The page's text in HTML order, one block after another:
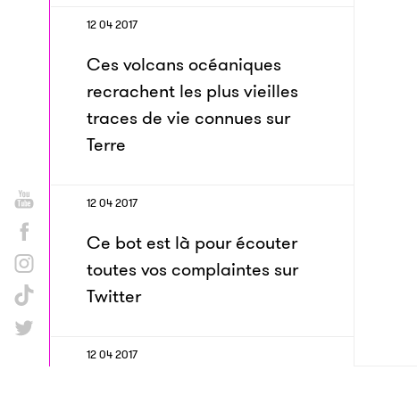
12 04 2017
Ces volcans océaniques
recrachent les plus vieilles
traces de vie connues sur
Terre
12 04 2017
Ce bot est là pour écouter
toutes vos complaintes sur
Twitter
12 04 2017